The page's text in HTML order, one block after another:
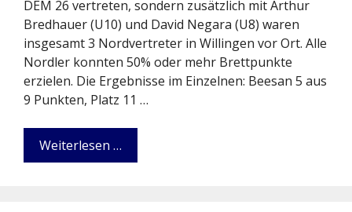
DEM 26 vertreten, sondern zusätzlich mit Arthur
Bredhauer (U10) und David Negara (U8) waren
insgesamt 3 Nordvertreter in Willingen vor Ort. Alle
Nordler konnten 50% oder mehr Brettpunkte
erzielen. Die Ergebnisse im Einzelnen: Beesan 5 aus
9 Punkten, Platz 11 …
Weiterlesen …